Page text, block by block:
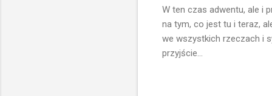
W ten czas adwentu, ale i
na tym, co jest tu i teraz,
we wszystkich rzeczach i
przyjście...